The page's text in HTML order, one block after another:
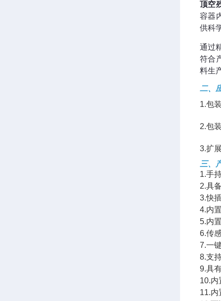
顶空
容器
供科
通过
符合
料生
二、
1.包
2.包
3.扩
三、
1.手
2.具
3.快
4.内
5.内
6.传
7.一
8.支
9.具
10.内
11.内